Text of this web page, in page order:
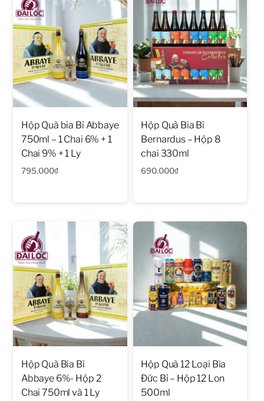
Hộp Quà bia Bỉ Abbaye
750ml – 1 Chai 6% + 1
Chai 9% + 1 Ly
795.000₫
Hộp Quà Bia Bỉ
Bernardus – Hộp 8
chai 330ml
690.000₫
Hộp Quà Bia Bỉ
Abbaye 6%- Hộp 2
Chai 750ml và 1 Ly
Hộp Quà 12 Loại Bia
Đức Bỉ – Hộp 12 Lon
500ml